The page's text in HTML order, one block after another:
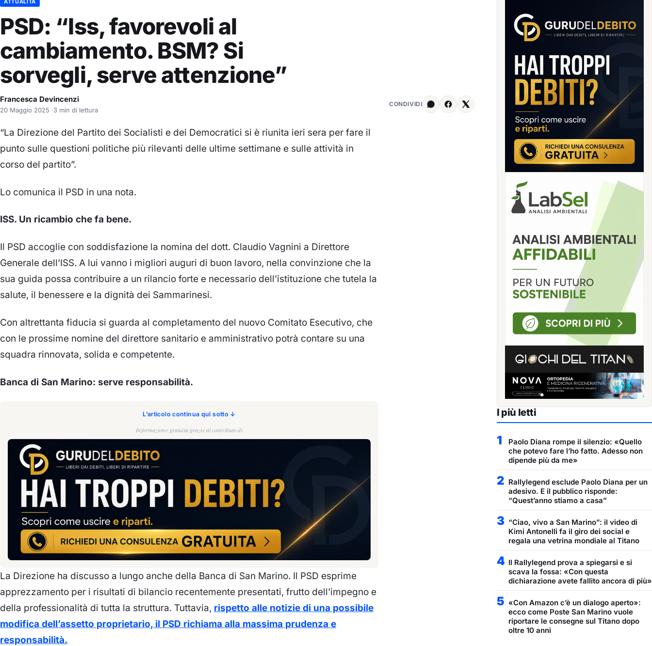
ATTUALITÀ
PSD: “Iss, favorevoli al
cambiamento. BSM? Si
sorvegli, serve attenzione”
Francesca Devincenzi
20 Maggio 2025 ·3 min di lettura
CONDIVIDI
“La Direzione del Partito dei Socialisti e dei Democratici si è riunita ieri sera per fare il
punto sulle questioni politiche più rilevanti delle ultime settimane e sulle attività in
corso del partito”.
Lo comunica il PSD in una nota.
ISS. Un ricambio che fa bene.
Il PSD accoglie con soddisfazione la nomina del dott. Claudio Vagnini a Direttore
Generale dell’ISS. A lui vanno i migliori auguri di buon lavoro, nella convinzione che la
sua guida possa contribuire a un rilancio forte e necessario dell’istituzione che tutela la
salute, il benessere e la dignità dei Sammarinesi.
Con altrettanta fiducia si guarda al completamento del nuovo Comitato Esecutivo, che
con le prossime nomine del direttore sanitario e amministrativo potrà contare su una
squadra rinnovata, solida e competente.
Banca di San Marino: serve responsabilità.
L’articolo continua qui sotto ↓
Informazione gratuita grazie al contributo di
La Direzione ha discusso a lungo anche della Banca di San Marino. Il PSD esprime
apprezzamento per i risultati di bilancio recentemente presentati, frutto dell’impegno e
della professionalità di tutta la struttura. Tuttavia, rispetto alle notizie di una possibile
modifica dell’assetto proprietario, il PSD richiama alla massima prudenza e
responsabilità.
I più letti
1
Paolo Diana rompe il silenzio: «Quello
che potevo fare l’ho fatto. Adesso non
dipende più da me»
2 Rallylegend esclude Paolo Diana per un
adesivo. E il pubblico risponde:
“Quest’anno stiamo a casa”
3 “Ciao, vivo a San Marino”: il video di
Kimi Antonelli fa il giro dei social e
regala una vetrina mondiale al Titano
4 Il Rallylegend prova a spiegarsi e si
scava la fossa: «Con questa
dichiarazione avete fallito ancora di più»
5 «Con Amazon c’è un dialogo aperto»:
ecco come Poste San Marino vuole
riportare le consegne sul Titano dopo
oltre 10 anni